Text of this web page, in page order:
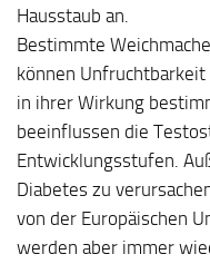
Hausstaub an.
Bestimmte
können
in ihrer Wirkung
beeinflussen die
Entwicklungsstufen.
Diabetes zu
von der Europäischen
werden aber immer